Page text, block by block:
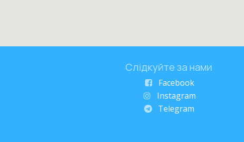
Слідкуйте за нами
Facebook
Instagram
Telegram